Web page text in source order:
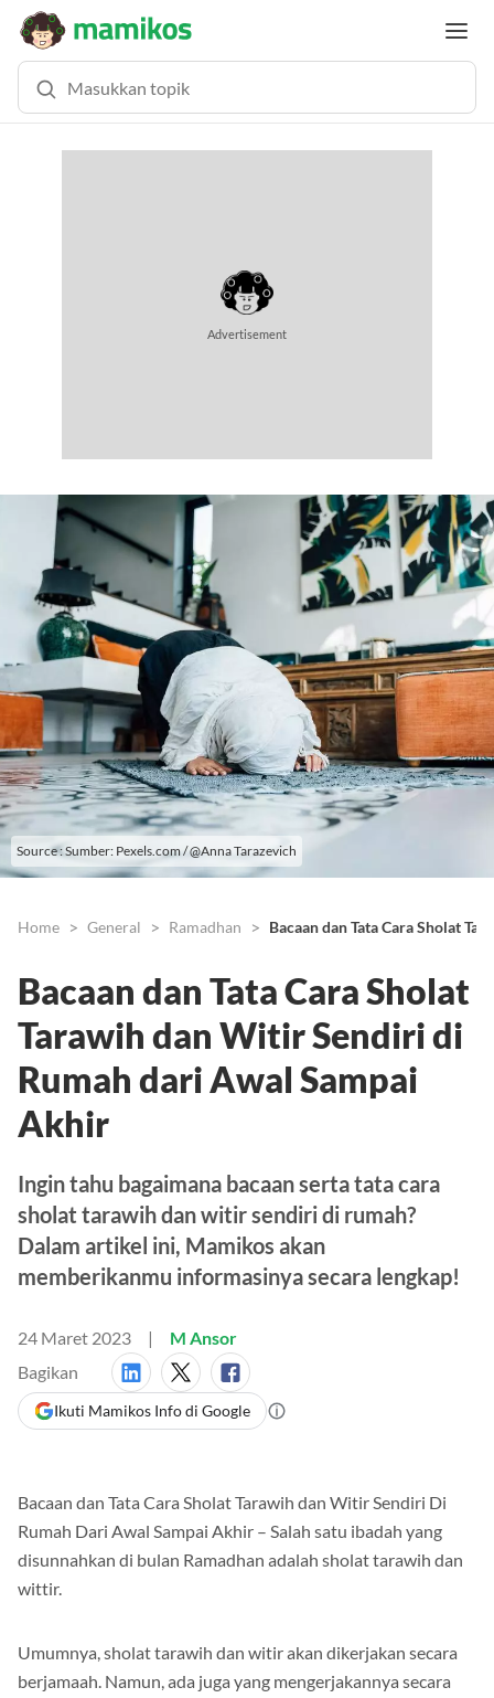
Advertisement
Source : Sumber: Pexels.com / @Anna Tarazevich
Home General Ramadhan Bacaan dan Tata Cara Sholat
Bacaan dan Tata Cara Sholat
Tarawih dan Witir Sendiri di
Rumah dari Awal Sampai
Akhir
Ingin tahu bagaimana bacaan serta tata cara
sholat tarawih dan witir sendiri di rumah?
Dalam artikel ini, Mamikos akan
memberikanmu informasinya secara lengkap!
24 Maret 2023
M Ansor
Bagikan
Ikuti Mamikos Info di Google
Bacaan dan Tata Cara Sholat Tarawih dan Witir Sendiri Di
Rumah Dari Awal Sampai Akhir – Salah satu ibadah yang
disunnahkan di bulan Ramadhan adalah sholat tarawih dan
wittir.
Umumnya, sholat tarawih dan witir akan dikerjakan secara
berjamaah. Namun, ada juga yang mengerjakannya secara